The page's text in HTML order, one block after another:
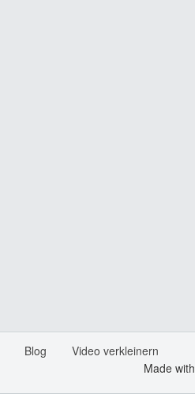
Blog
Video verkleinern
Made with